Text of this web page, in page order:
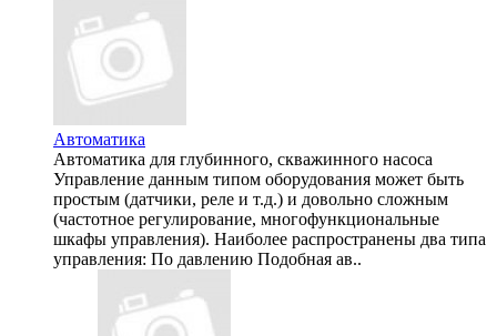
Автоматика
Автоматика для глубинного, скважинного насоса
Управление данным типом оборудования может быть
простым (датчики, реле и т.д.) и довольно сложным
(частотное регулирование, многофункциональные
шкафы управления). Наиболее распространены два типа
управления: По давлению Подобная ав..